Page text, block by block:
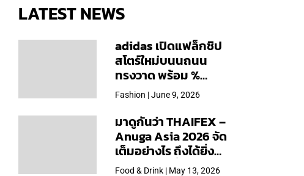
LATEST NEWS
adidas เปิดแฟล็กชิป
สโตร์ใหม่บนนถนน
ทรงวาด พร้อม %
Arabica และคอลเลก
ชันพิเศษเฉพาะสาขา
Fashion | June 9, 2026
มาดูกันว่า THAIFEX –
Anuga Asia 2026 จัด
เต็มอย่างไร ถึงได้ยิ่ง
ใหญ่สุดเท่าที่เคยจัดมา
Food & Drink | May 13, 2026